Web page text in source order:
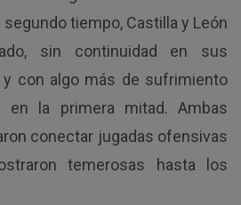
tiempo, Castilla y León
sin continuidad en sus
con algo más de sufrimiento
la primera mitad. Ambas
conectar jugadas ofensivas
temerosas hasta los